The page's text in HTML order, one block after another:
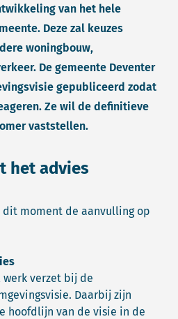
van het hele
Deze zal keuzes
woningbouw,
De gemeente Deventer
gepubliceerd zodat
Ze wil de definitieve
vaststellen.
het advies
dit moment de aanvulling op
werk verzet bij de
Daarbij zijn
hoofdlijn van de visie in de